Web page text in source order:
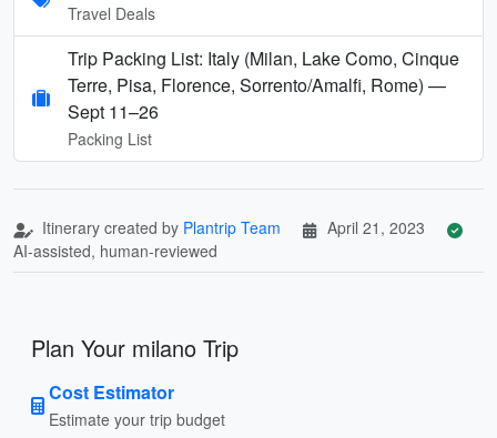
Travel Deals
Trip Packing List: Italy (Milan, Lake Como, Cinque
Terre, Pisa, Florence, Sorrento/Amalfi, Rome) —
Sept 11–26
Packing List
Itinerary created by Plantrip Team
April 21, 2023
AI-assisted, human-reviewed
Plan Your milano Trip
Cost Estimator
Estimate your trip budget